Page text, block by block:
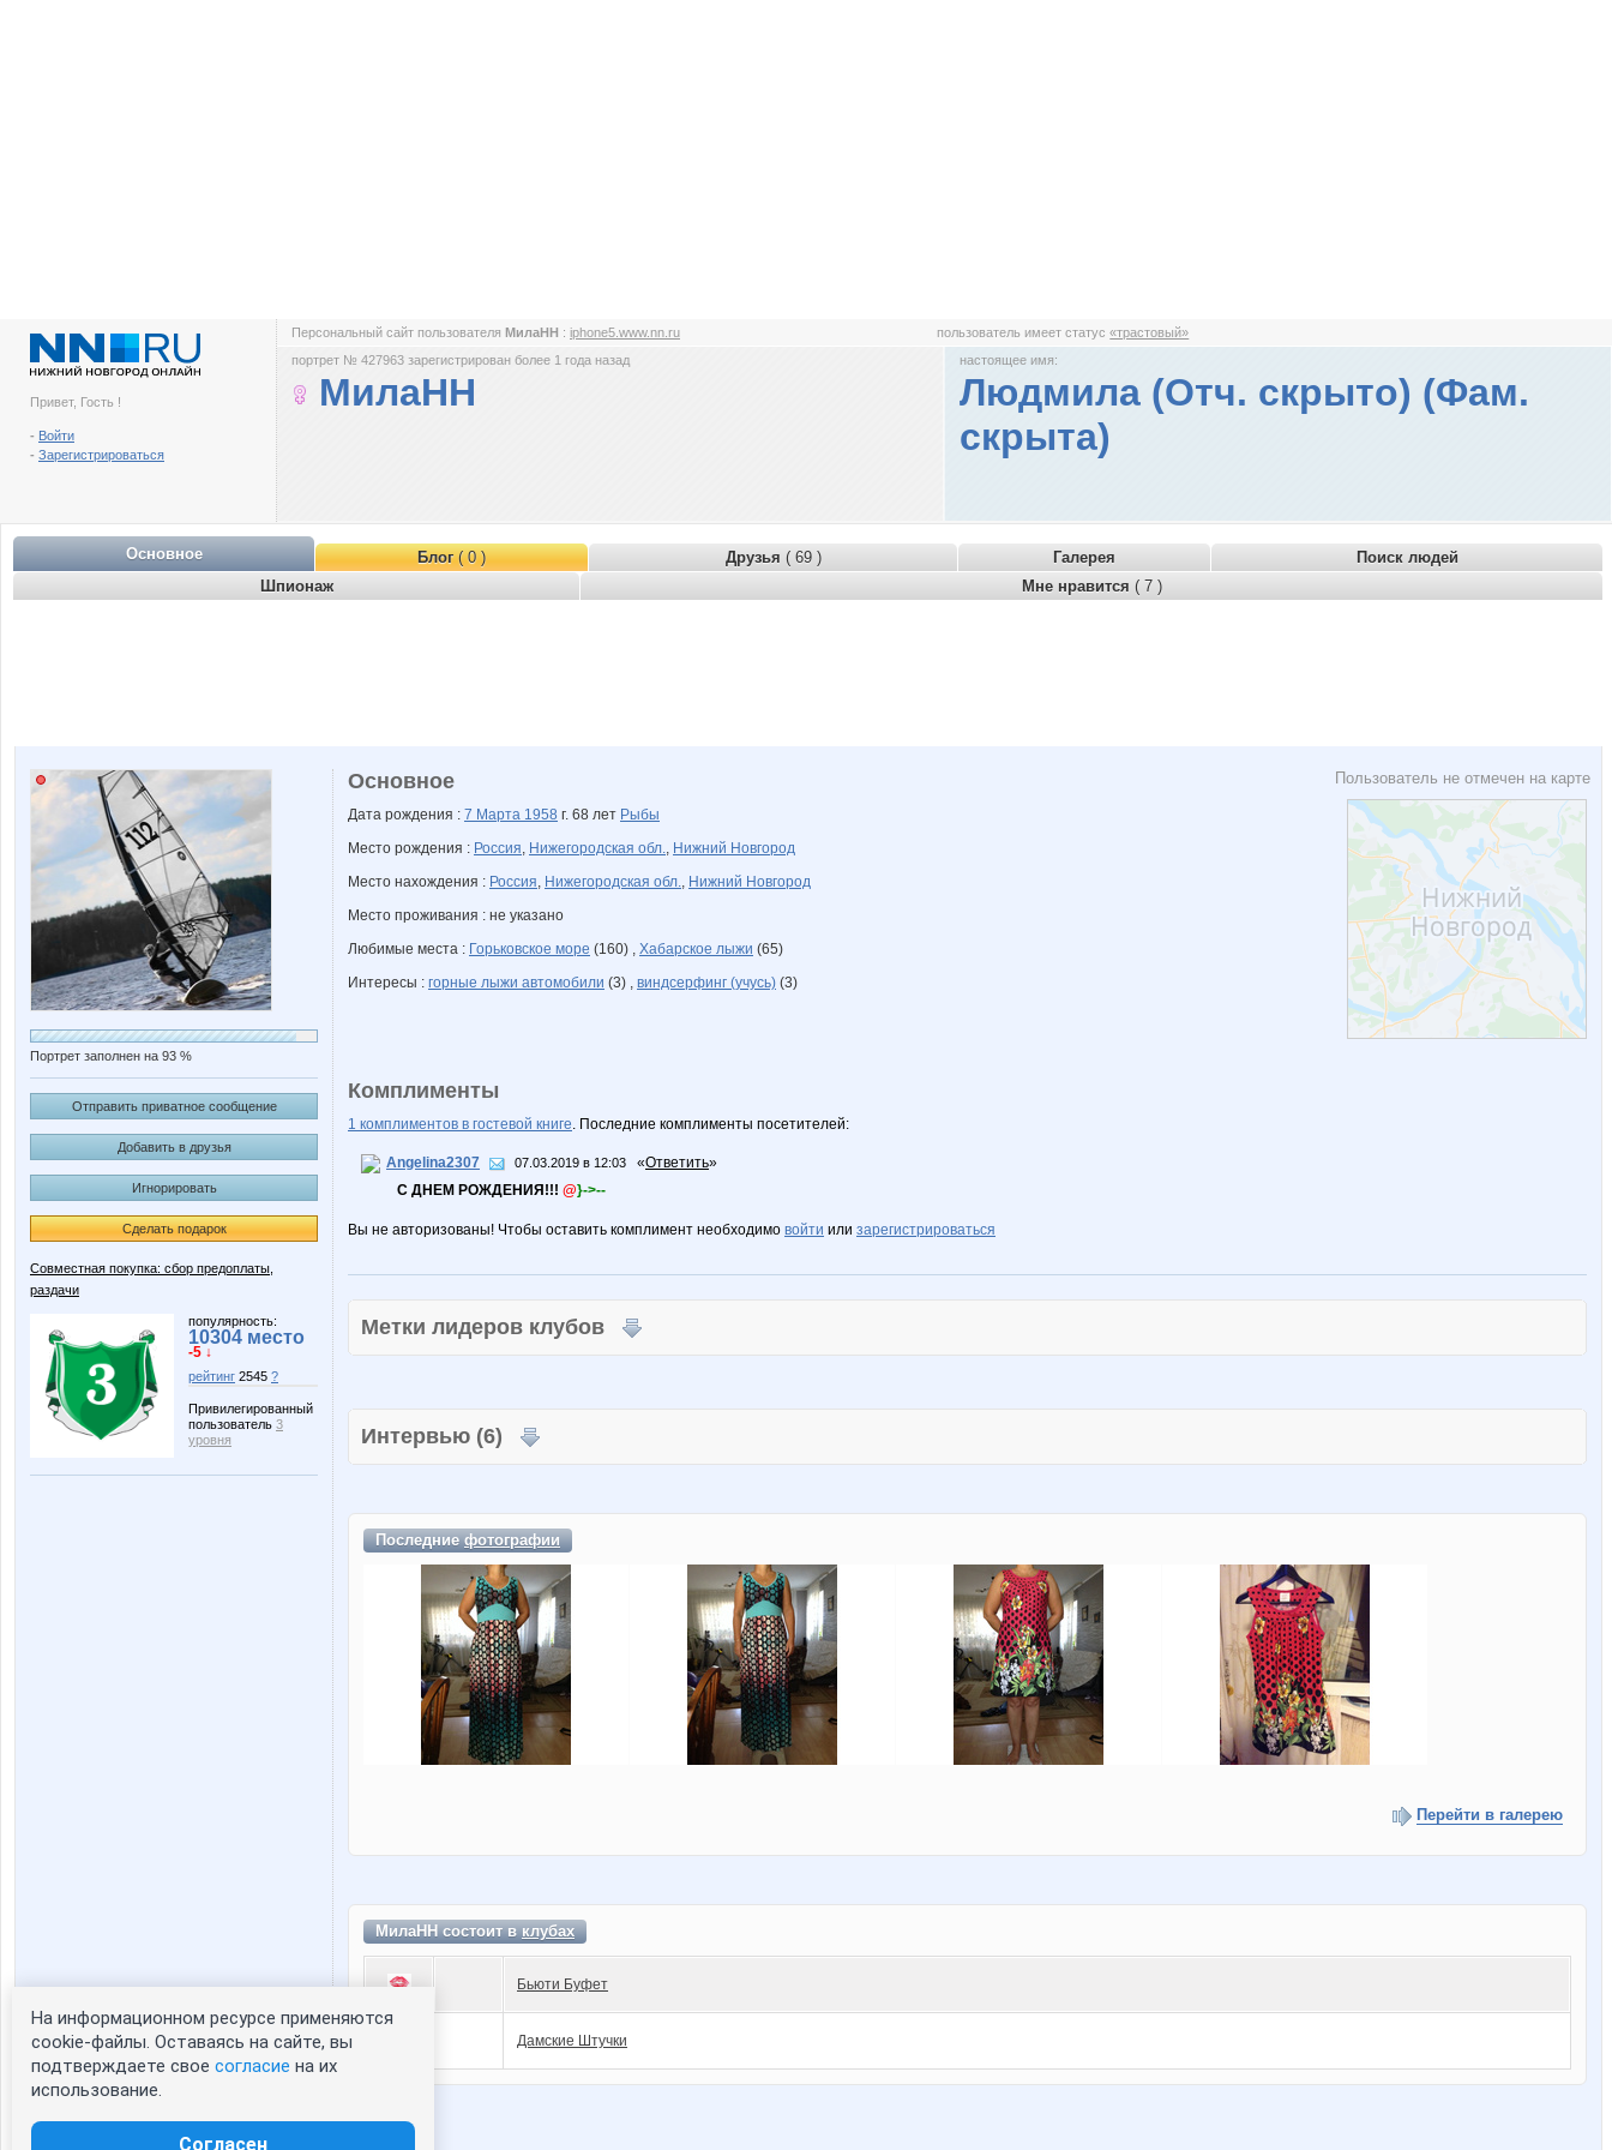
Привет, Гость !
- Войти
- Зарегистрироваться
Персональный сайт пользователя МилаНН : iphone5.www.nn.ru пользователь имеет статус«трастовый»
портрет № 427963 зарегистрирован более 1 года назад
МилаНН
настоящее имя:
Людмила (Отч. скрыто) (Фам.
скрыта)
Основное Блог( 0 ) Друзья ( 69 ) Галерея
Поиск людей
Шпионаж
Мне нравится ( 7 )
Портрет заполнен на 93 %
Отправить приватное сообщение
Добавить в друзья
Игнорировать
Сделать подарок
Совместная покупка: сбор предоплаты,
раздачи
популярность:
10304 место
-5 ↓
рейтинг 2545 ?
Привилегированный
пользователь 3
уровня
Статистика портрета:
сейчас просматривают портрет - 0
зарегистрированные пользователи
Пользователь не отмечен на карте
Основное
Дата рождения : 7 Марта 1958 г. 68 лет Рыбы
Место рождения : Россия, Нижегородская обл., Нижний Новгород
Место нахождения : Россия, Нижегородская обл., Нижний Новгород
Место проживания : не указано
Любимые места : Горьковское море (160) , Хабарское лыжи (65)
Интересы : горные лыжи автомобили (3) , виндсерфинг (учусь) (3)
Комплименты
1 комплиментов в гостевой книге. Последние комплименты посетителей:
Angelina2307 07.03.2019 в 12:03 «Ответить»
С ДНЕМ РОЖДЕНИЯ!!! @}->--
Вы не авторизованы! Чтобы оставить комплимент необходимо войти или зарегистрироваться
Метки лидеров клубов
Интервью (6)
Последниефотографии
Перейти в галерею
МилаНН состоит вклубах
Бьюти Буфет
Дамские Штучки
На информационном ресурсе применяются
cookie-файлы. Оставаясь на сайте, вы
подтверждаете свое согласие на их
использование.
Согласен